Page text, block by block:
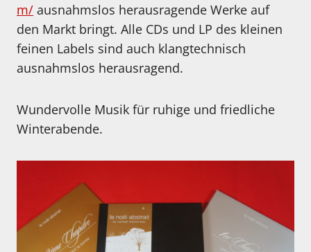
m/ ausnahmslos herausragende Werke auf
den Markt bringt. Alle CDs und LP des kleinen
feinen Labels sind auch klangtechnisch
ausnahmslos herausragend.
Wundervolle Musik für ruhige und friedliche
Winterabende.